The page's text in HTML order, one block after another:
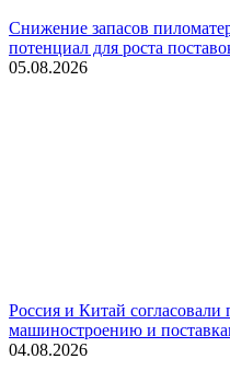
Снижение запасов
потенциал для роста
05.08.2026
Россия и Китай согласовали
машиностроению и
04.08.2026